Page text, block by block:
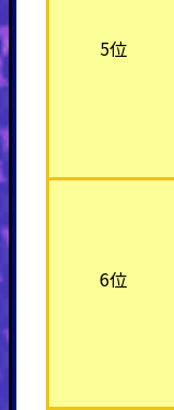
5位
6位